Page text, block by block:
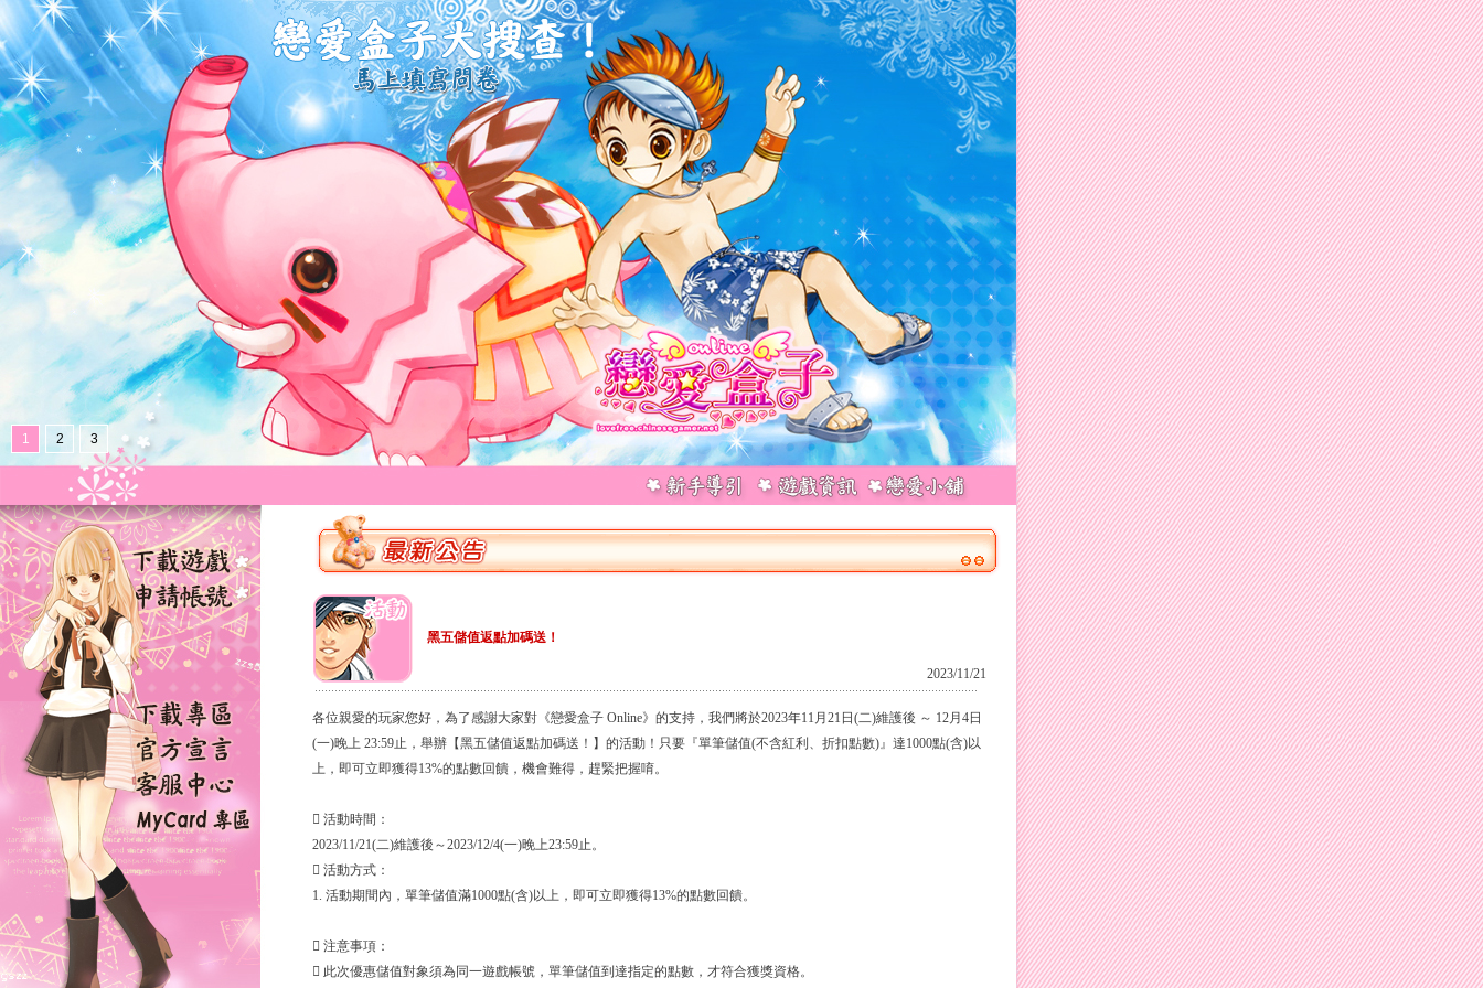
1 2 3
黑五儲值返點加碼送！
2023/11/21
各位親愛的玩家您好，為了感謝大家對《戀愛盒子 Online》的支持，我們將於2023年11月21日(二)維護後 ～ 12月4日
(一)晚上 23:59止，舉辦【黑五儲值返點加碼送！】的活動！只要『單筆儲值(不含紅利、折扣點數)』達1000點(含)以
上，即可立即獲得13%的點數回饋，機會難得，趕緊把握唷。
 活動時間：
2023/11/21(二)維護後～2023/12/4(一)晚上23:59止。
 活動方式：
1. 活動期間內，單筆儲值滿1000點(含)以上，即可立即獲得13%的點數回饋。
 注意事項：
 此次優惠儲值對象須為同一遊戲帳號，單筆儲值到達指定的點數，才符合獲獎資格。